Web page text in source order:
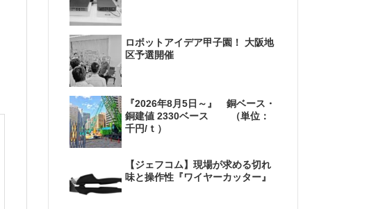
ロボットアイデア甲子園！ 大阪地
区予選開催
『2026年8月5日～』 銅ベース・
銅建値 2330ベース （単位：
千円/ｔ）
【ジェフコム】現場が求める切れ
味と操作性『ワイヤーカッター』